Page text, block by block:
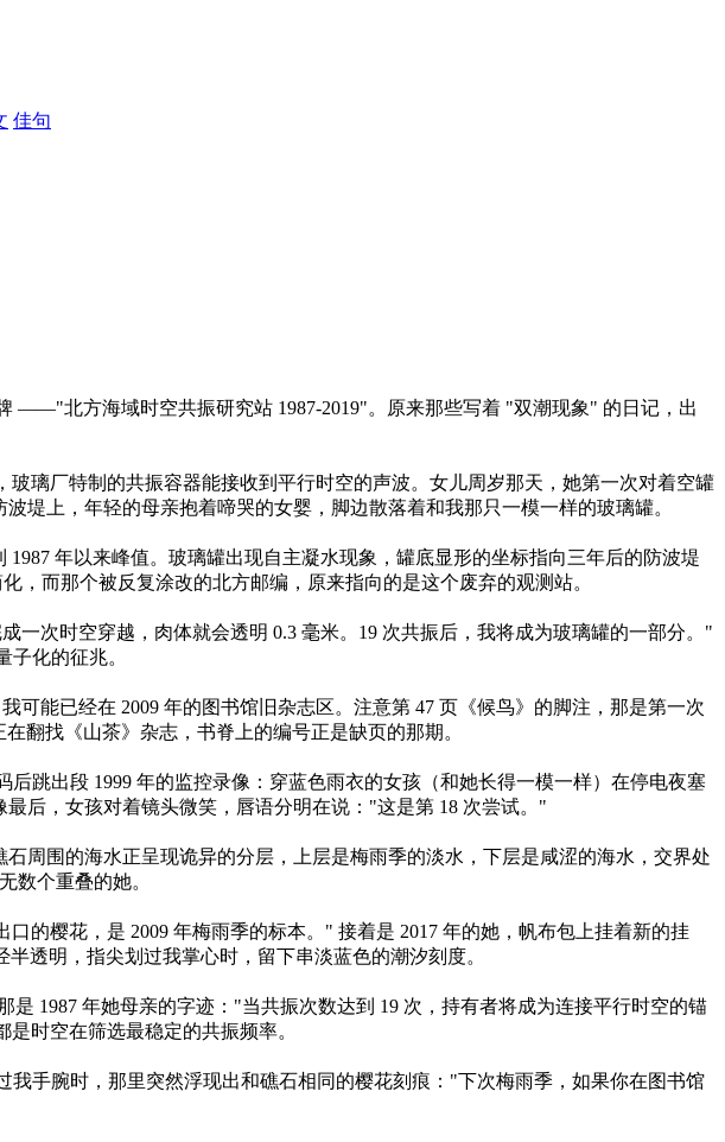
佳句
北方海域时空共振研究站 1987-2019"。原来那些写着 "双潮现象" 的日记，出
厂特制的共振容器能接收到平行时空的声波。女儿周岁那天，她第一次对着空罐
堤上，年轻的母亲抱着啼哭的女婴，脚边散落着和我那只一模一样的玻璃罐。​
年以来峰值。玻璃罐出现自主凝水现象，罐底显形的坐标指向三年后的防波堤
而那个被反复涂改的北方邮编，原来指向的是这个废弃的观测站。​
次时空穿越，肉体就会透明 0.3 毫米。19 次共振后，我将成为玻璃罐的一部分。"
化的征兆。​
能已经在 2009 年的图书馆旧杂志区。注意第 47 页《候鸟》的脚注，那是第一次
翻找《山茶》杂志，书脊上的编号正是缺页的那期。​
出段 1999 年的监控录像：穿蓝色雨衣的女孩（和她长得一模一样）在停电夜塞
后，女孩对着镜头微笑，唇语分明在说："这是第 18 次尝试。"​
围的海水正呈现诡异的分层，上层是梅雨季的淡水，下层是咸涩的海水，交界处
数个重叠的她。​
樱花，是 2009 年梅雨季的标本。" 接着是 2017 年的她，帆布包上挂着新的挂
透明，指尖划过我掌心时，留下串淡蓝色的潮汐刻度。​
1987 年她母亲的字迹："当共振次数达到 19 次，持有者将成为连接平行时空的锚
时空在筛选最稳定的共振频率。​
手腕时，那里突然浮现出和礁石相同的樱花刻痕："下次梅雨季，如果你在图书馆